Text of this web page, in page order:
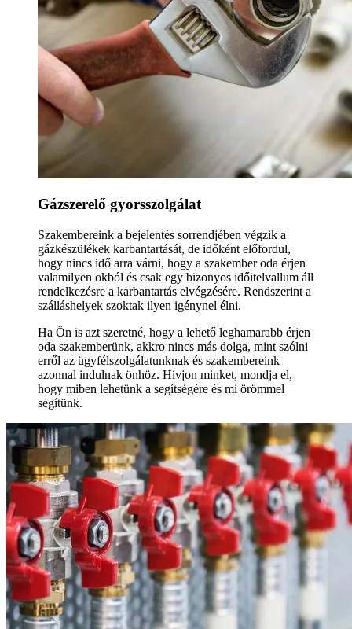
Gázszerelő gyorsszolgálat
Szakembereink a bejelentés sorrendjében végzik a
gázkészülékek karbantartását, de időként előfordul,
hogy nincs idő arra várni, hogy a szakember oda érjen
valamilyen okból és csak egy bizonyos időitelvallum áll
rendelkezésre a karbantartás elvégzésére. Rendszerint a
szálláshelyek szoktak ilyen igénynel élni.
Ha Ön is azt szeretné, hogy a lehető leghamarabb érjen
oda szakemberünk, akkro nincs más dolga, mint szólni
erről az ügyfélszolgálatunknak és szakembereink
azonnal indulnak önhöz. Hívjon minket, mondja el,
hogy miben lehetünk a segítségére és mi örömmel
segítünk.